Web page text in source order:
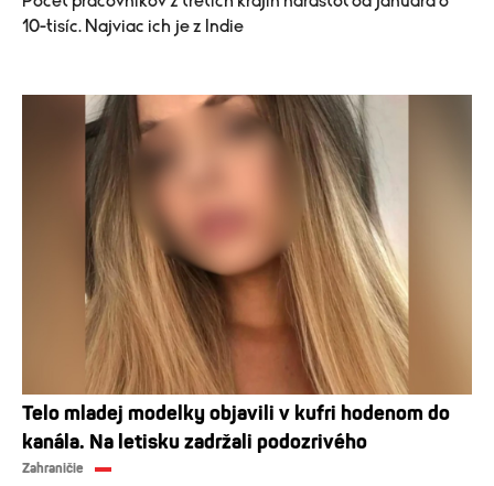
10-tisíc. Najviac ich je z Indie
Telo mladej modelky objavili v kufri hodenom do
kanála. Na letisku zadržali podozrivého
Zahraničie